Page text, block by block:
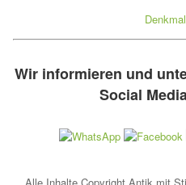
Wir informieren und
Social